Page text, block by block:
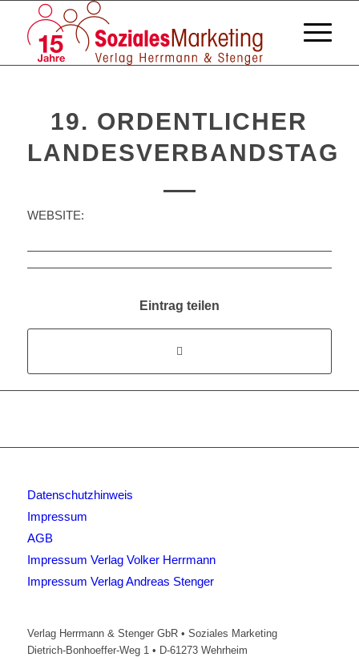
19. ORDENTLICHER
LANDESVERBANDSTAG
WEBSITE:
Eintrag teilen
Datenschutzhinweis
Impressum
AGB
Impressum Verlag Volker Herrmann
Impressum Verlag Andreas Stenger
Verlag Herrmann & Stenger GbR • Soziales Marketing
Dietrich-Bonhoeffer-Weg 1 • D-61273 Wehrheim